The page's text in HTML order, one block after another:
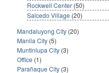
Rockwell Center (50)
Salcedo Village (20)
Mandaluyong City (20)
Manila City (5)
Muntinlupa City (3)
Office (1)
Parañaque City (3)